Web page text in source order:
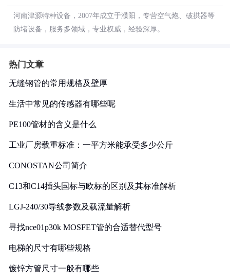
河南津源特种设备，2007年成立于濮阳，专营空气炮、破拱器等
防堵设备，服务多领域，专业权威，经验深厚。
热门文章
无缝钢管的常用规格及壁厚
生活中常见的传感器有哪些呢
PE100管材的含义是什么
工业厂房载重标准：一平方米能承受多少公斤
CONOSTAN公司简介
C13和C14插头国标与欧标的区别及其标准解析
LGJ-240/30导线参数及载流量解析
寻找nce01p30k MOSFET管的合适替代型号
电梯的尺寸有哪些规格
镀锌方管尺寸一般有哪些